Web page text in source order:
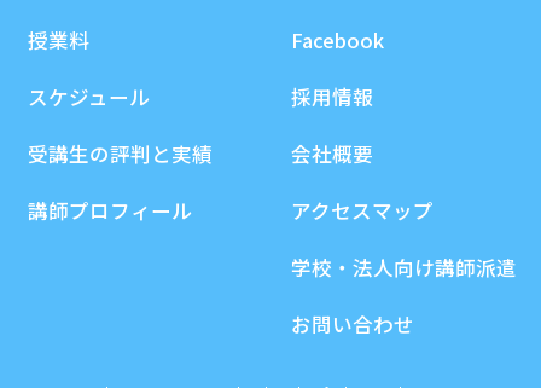
授業料
スケジュール
受講生の評判と実績
講師プロフィール
Facebook
採用情報
会社概要
アクセスマップ
学校・法人向け講師派遣
お問い合わせ